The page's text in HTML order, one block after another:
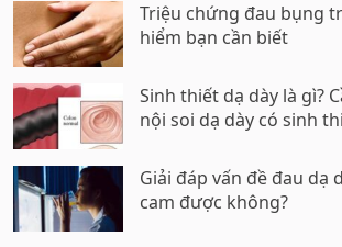
Triệu chứng đau bụng
hiểm bạn cần biết
Sinh thiết dạ dày là gì?
nội soi dạ dày có sinh
Giải đáp vấn đề đau dạ
cam được không?